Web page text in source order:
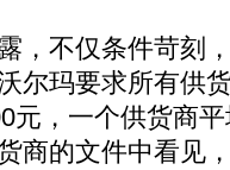
不仅条件苛刻
尔玛要求所有供
元，一个供货商
商的文件中看见